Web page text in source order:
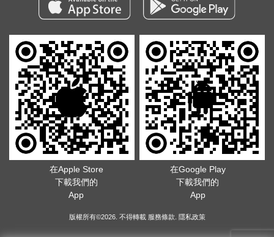
在Apple Store
下載我們的
App
在Google Play
下載我們的
App
版權所有©2026. 不得轉載 服務條款 隱私政策